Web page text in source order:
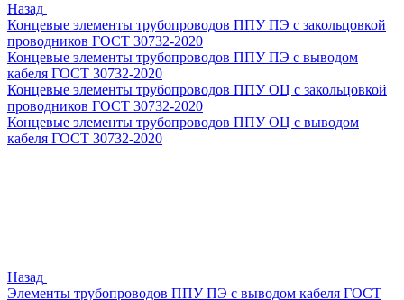
Назад
Концевые элементы трубопроводов ППУ ПЭ с закольцовкой
проводников ГОСТ 30732-2020
Концевые элементы трубопроводов ППУ ПЭ с выводом
кабеля ГОСТ 30732-2020
Концевые элементы трубопроводов ППУ ОЦ с закольцовкой
проводников ГОСТ 30732-2020
Концевые элементы трубопроводов ППУ ОЦ с выводом
кабеля ГОСТ 30732-2020
Назад
Элементы трубопроводов ППУ ПЭ с выводом кабеля ГОСТ